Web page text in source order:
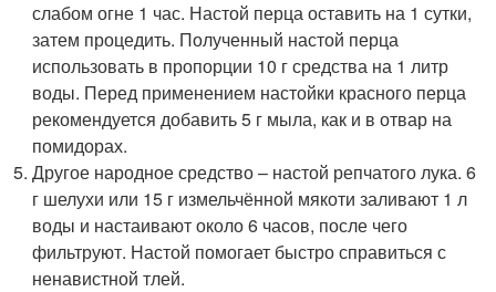
слабом огне 1 час. Настой перца оставить на 1 сутки,
затем процедить. Полученный настой перца
использовать в пропорции 10 г средства на 1 литр
воды. Перед применением настойки красного перца
рекомендуется добавить 5 г мыла, как и в отвар на
помидорах.
Другое народное средство – настой репчатого лука. 6
г шелухи или 15 г измельчённой мякоти заливают 1 л
воды и настаивают около 6 часов, после чего
фильтруют. Настой помогает быстро справиться с
ненавистной тлей.